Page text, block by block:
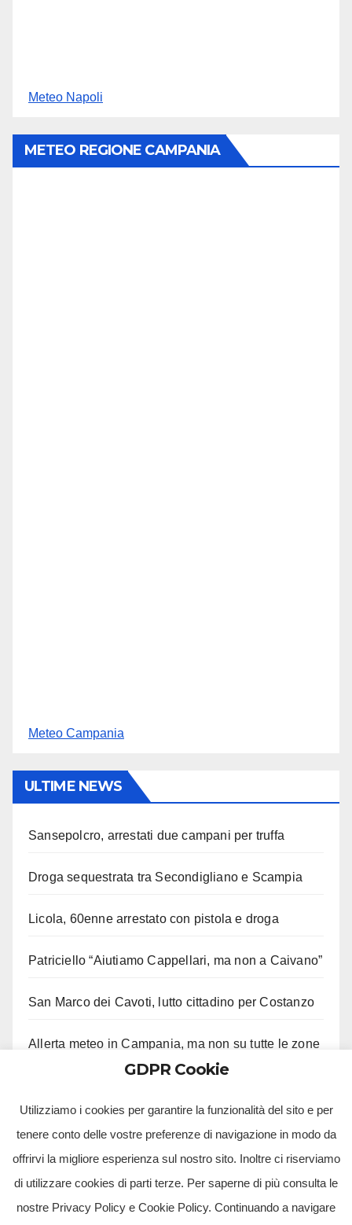
Meteo Napoli
METEO REGIONE CAMPANIA
Meteo Campania
ULTIME NEWS
Sansepolcro, arrestati due campani per truffa
Droga sequestrata tra Secondigliano e Scampia
Licola, 60enne arrestato con pistola e droga
Patriciello “Aiutiamo Cappellari, ma non a Caivano”
San Marco dei Cavoti, lutto cittadino per Costanzo
Allerta meteo in Campania, ma non su tutte le zone
GDPR Cookie
Utilizziamo i cookies per garantire la funzionalità del sito e per
tenere conto delle vostre preferenze di navigazione in modo da
offrirvi la migliore esperienza sul nostro sito. Inoltre ci riserviamo
di utilizzare cookies di parti terze. Per saperne di più consulta le
nostre Privacy Policy e Cookie Policy. Continuando a navigare